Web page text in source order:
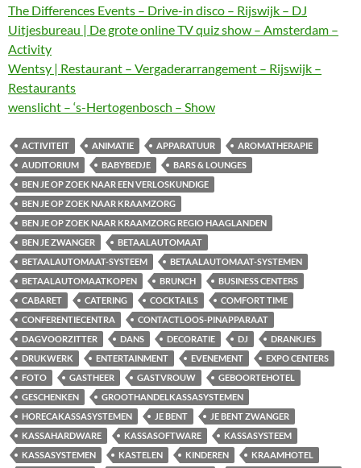
The Differences Events – Drive-in disco – Rijswijk – DJ
Uitjesbureau | De grote online TV quiz show – Amsterdam –
Activity
Wentsy | Restaurant – Vergaderarrangement – Rijswijk –
Restaurants
wenslicht – ‘s-Hertogenbosch – Show
ACTIVITEIT ANIMATIE APPARATUUR
AROMATHERAPIE
AUDITORIUM
BABYBEDJE
BARS & LOUNGES
BEN JE OP ZOEK NAAR EEN VERLOSKUNDIGE
BEN JE OP ZOEK NAAR KRAAMZORG
BEN JE OP ZOEK NAAR KRAAMZORG REGIO HAAGLANDEN
BEN JE ZWANGER
BETAALAUTOMAAT
BETAALAUTOMAAT-SYSTEEM
BETAALAUTOMAAT-SYSTEMEN
BETAALAUTOMAATKOPEN
BRUNCH
BUSINESS CENTERS
CABARET
CATERING COCKTAILS
COMFORT TIME
CONFERENTIECENTRA
CONTACTLOOS-PINAPPARAAT
DAGVOORZITTER
DANS DECORATIE DJ
DRANKJES
DRUKWERK
ENTERTAINMENT EVENEMENT
EXPO CENTERS
FOTO
GASTHEER GASTVROUW
GEBOORTEHOTEL
GESCHENKEN
GROOTHANDELKASSASYSTEMEN
HORECAKASSASYSTEMEN
JE BENT
JE BENT ZWANGER
KASSAHARDWARE
KASSASOFTWARE
KASSASYSTEEM
KASSASYSTEMEN
KASTELEN KINDEREN
KRAAMHOTEL